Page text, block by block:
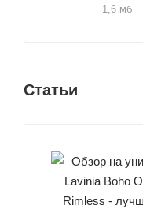
1,6 мб
Статьи